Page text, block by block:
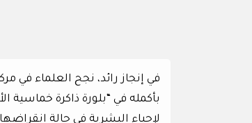
في إنجاز رائد، نجح العلماء في